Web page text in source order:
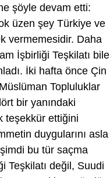
şöyle devam etti:
üzen şey Türkiye ve
vermemesidir. Daha
İşbirliği Teşkilatı bile
İki hafta önce Çin
Topluluklar
bir yanındaki
teşekkür ettiğini
duygularını asla
bu tür saçma
Teşkilatı değil, Suudi